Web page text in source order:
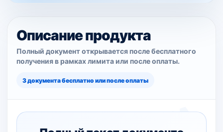
Описание продукта
Полный документ открывается после бесплатного
получения в рамках лимита или после оплаты.
3 документа бесплатно или после оплаты